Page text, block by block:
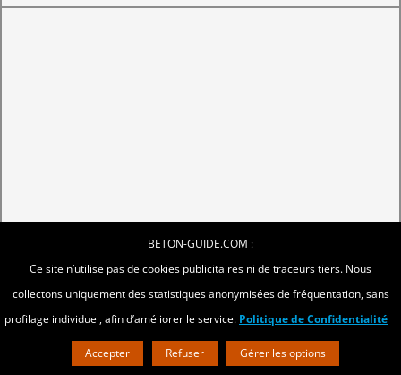
BETON-GUIDE.COM :
Ce site n’utilise pas de cookies publicitaires ni de traceurs tiers. Nous
collectons uniquement des statistiques anonymisées de fréquentation, sans
profilage individuel, afin d’améliorer le service. Politique de Confidentialité
Accepter Refuser Gérer les options